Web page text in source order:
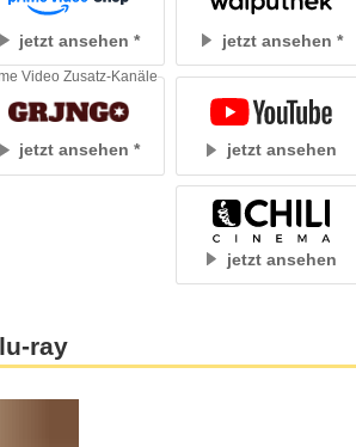
jetzt ansehen jetzt ansehen
jetzt ansehen
Video Zusatz-Kanäle
jetzt ansehen
jetzt ansehen
ray